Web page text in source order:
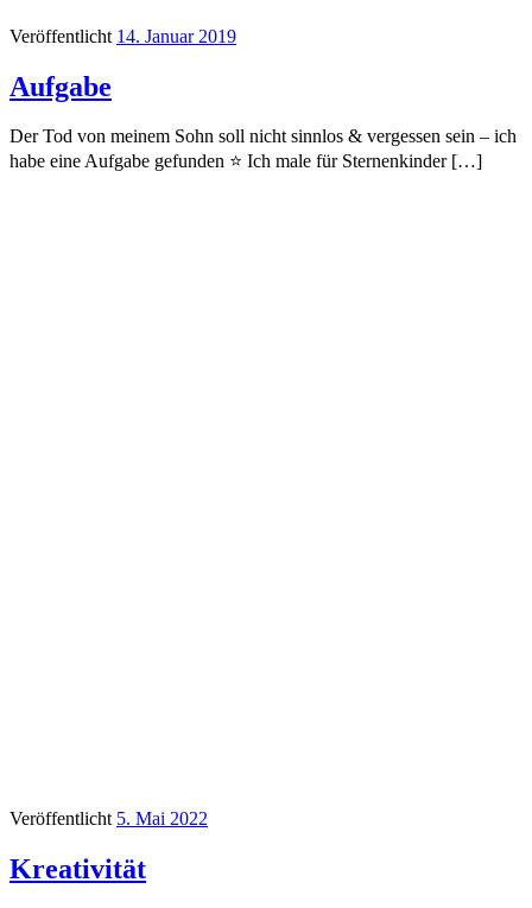
Veröffentlicht 14. Januar 2019
Aufgabe
Der Tod von meinem Sohn soll nicht sinnlos & vergessen sein – ich
habe eine Aufgabe gefunden ⭐ Ich male für Sternenkinder […]
Veröffentlicht 5. Mai 2022
Kreativität